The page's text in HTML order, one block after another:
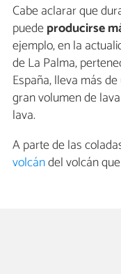
Cabe aclarar que
puedeproducirse
ejemplo, en la
de La Palma,
España, lleva más
gran volumen de
lava.
A parte de las
volcándel volcán